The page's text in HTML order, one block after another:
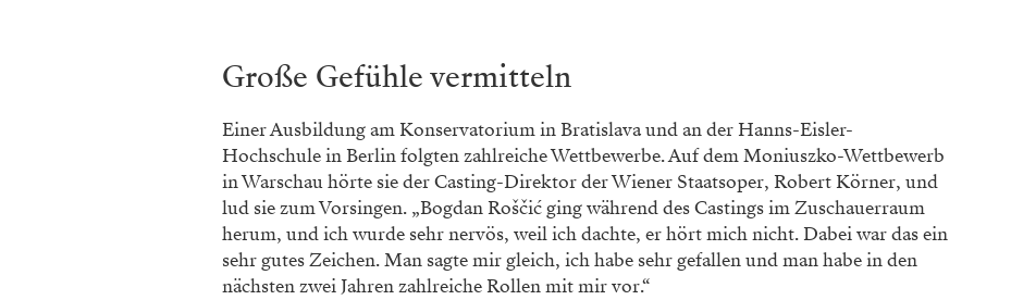
Große Gefühle vermitteln
Einer Aus­bildung am Konservatorium in Bratislava und an der Hanns-Eisler-
Hochschule in Berlin folgten zahlreiche Wettbewerbe. Auf dem Moniuszko-Wett­bewerb
in Warschau hörte sie der Casting-Direktor der Wiener Staatsoper, Robert Körner, und
lud sie zum Vorsingen. „Bogdan Roščić ging während des Castings im Zuschauerraum
herum, und ich wurde sehr nervös, weil ich dachte, er hört mich nicht. Dabei war das ein
sehr gutes Zeichen. Man sagte mir gleich, ich habe sehr gefallen und man habe in den
nächsten zwei Jahren zahlreiche Rollen mit mir vor.“